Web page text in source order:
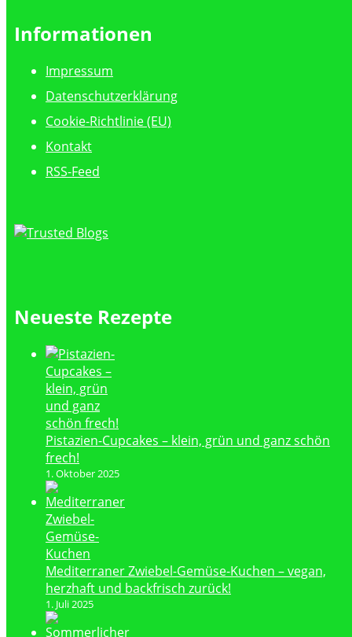
Informationen
Impressum
Datenschutzerklärung
Cookie-Richtlinie (EU)
Kontakt
RSS-Feed
Neueste Rezepte
Pistazien-Cupcakes – klein, grün und ganz schön
frech!
1. Oktober 2025
Mediterraner Zwiebel-Gemüse-Kuchen – vegan,
herzhaft und backfrisch zurück!
1. Juli 2025